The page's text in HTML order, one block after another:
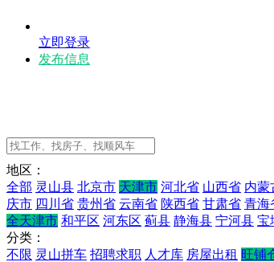
立即登录
发布信息
地区：
全部 灵山县 北京市 天津市 河北省 山西省 内蒙
庆市 四川省 贵州省 云南省 陕西省 甘肃省 青海
全天津市 和平区 河东区 蓟县 静海县 宁河县 宝
分类：
不限 灵山拼车 招聘求职 人才库 房屋出租 旺铺